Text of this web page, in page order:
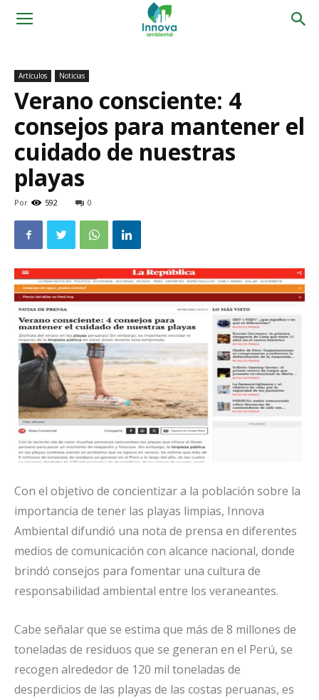
Artículos Noticias
Verano consciente: 4
consejos para mantener el
cuidado de nuestras
playas
Por 592 0
Con el objetivo de concientizar a la población sobre la
importancia de tener las playas limpias, Innova
Ambiental difundió una nota de prensa en diferentes
medios de comunicación con alcance nacional, donde
brindó consejos para fomentar una cultura de
responsabilidad ambiental entre los veraneantes.
Cabe señalar que se estima que más de 8 millones de
toneladas de residuos que se generan en el Perú, se
recogen alrededor de 120 mil toneladas de
desperdicios de las playas de las costas peruanas, es